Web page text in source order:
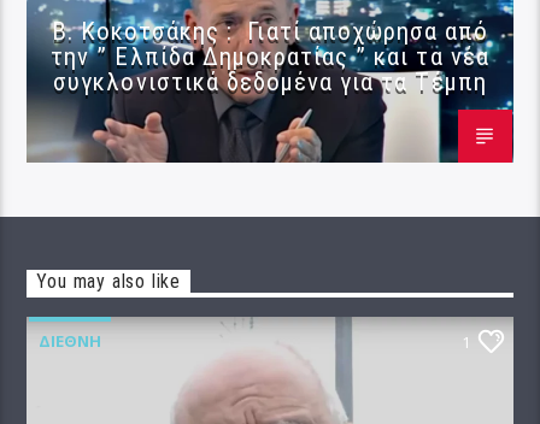
Β. Κοκοτσάκης : Γιατί αποχώρησα από
την ” Ελπίδα Δημοκρατίας ” και τα νέα
συγκλονιστικά δεδομένα για τα Τέμπη
You may also like
ΔΙΕΘΝΉ 1